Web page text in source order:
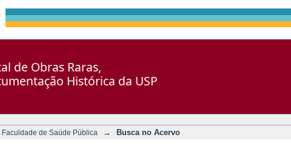
de Obras Raras,
Histórica da USP
Faculdade de Saúde Pública → Busca no Acervo